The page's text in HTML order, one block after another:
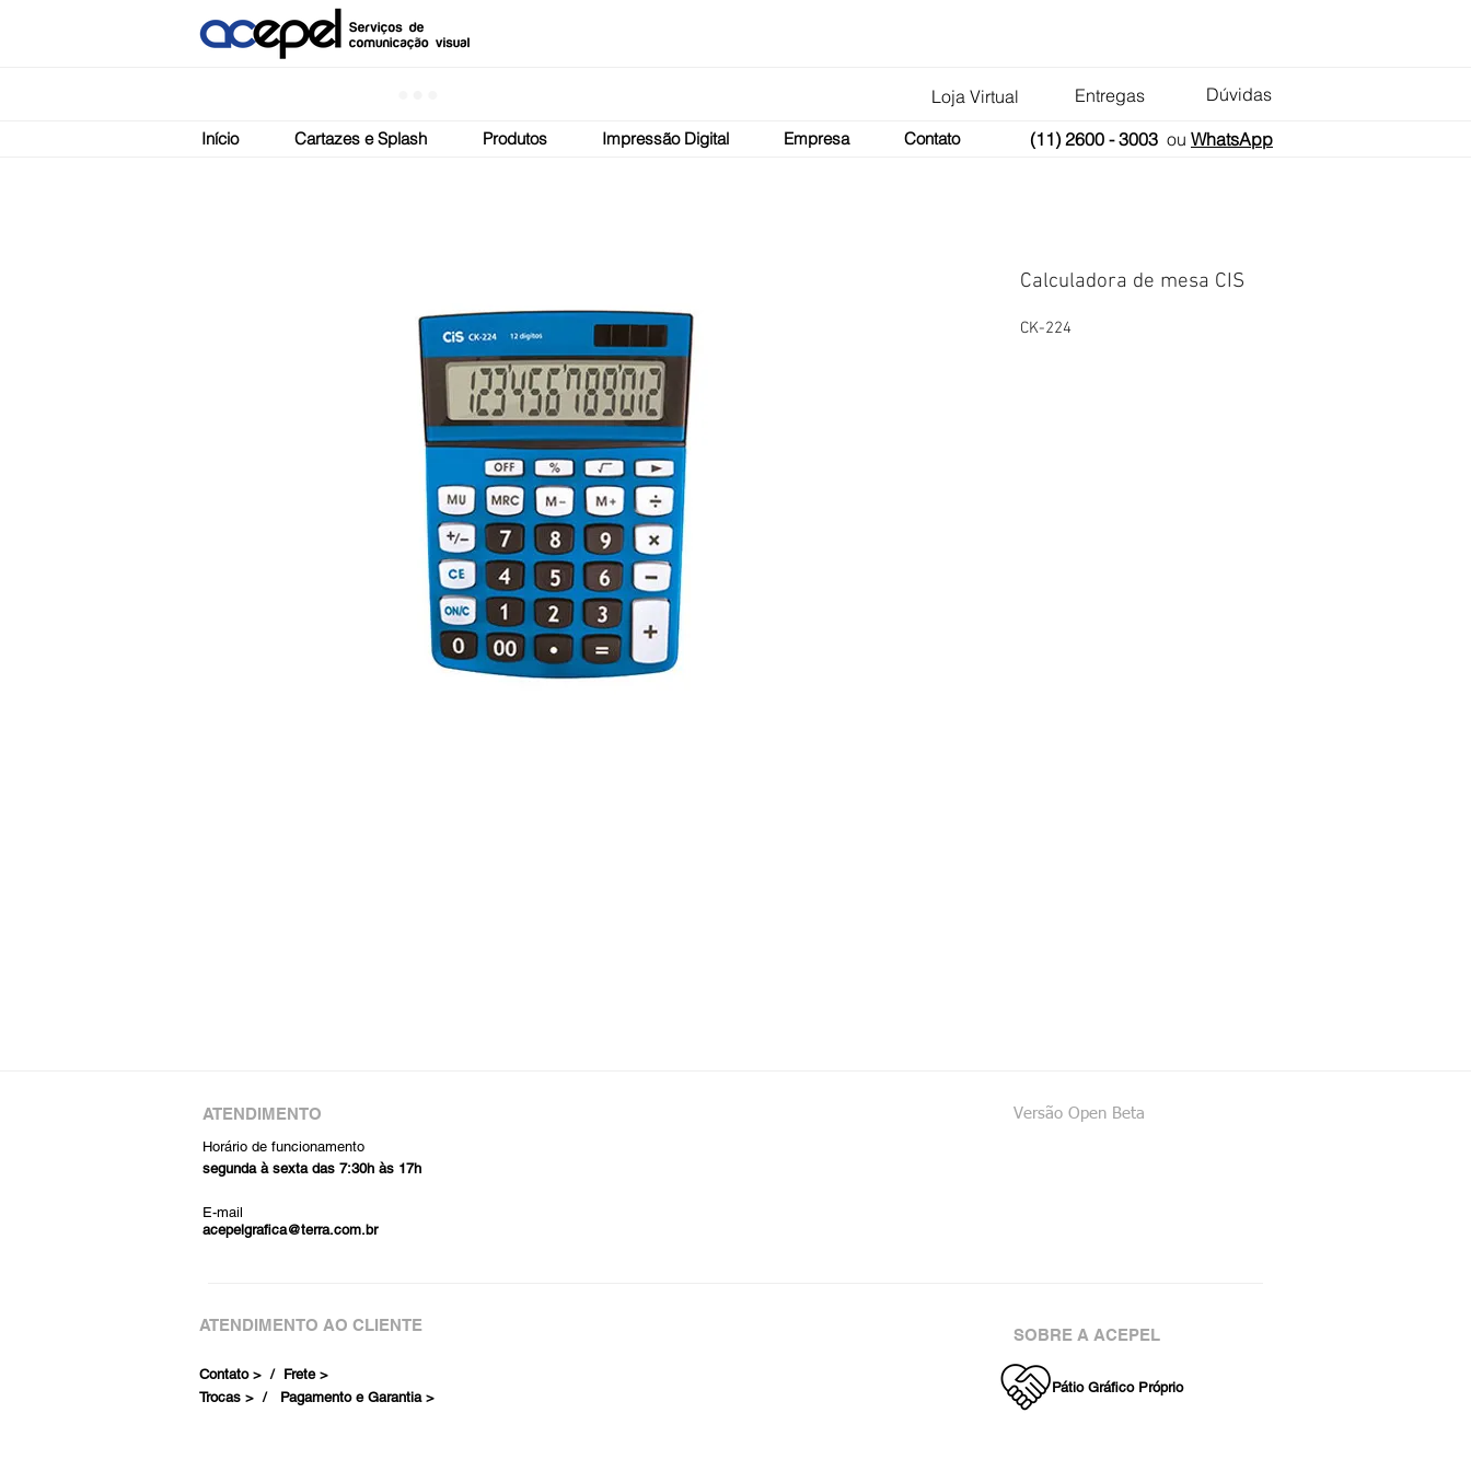
Loja Virtual Entregas Dúvidas
Calculadora de mesa CIS
CK-224
(11) 2600 - 3003 ou WhatsApp
Início Cartazes e Splash Produtos Impressão Digital Empresa Contato
ATENDIMENTO
Versão Open Beta
Horário de funcionamento
segunda à sexta das 7:30h às 17h
E-mail
acepelgrafica@terra.com.br
ATENDIMENTO AO CLIENTE
Contato > / Frete >
Trocas > / Pagamento e Garantia >
SOBRE A ACEPEL
Pátio Gráfico Próprio